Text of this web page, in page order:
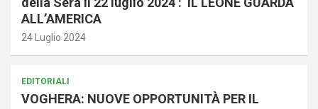
ALL’AMERICA
24 Luglio 2024
EDITORIALI
VOGHERA: NUOVE OPPORTUNITÀ PER IL